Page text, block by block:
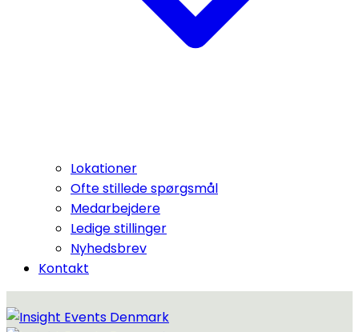
Lokationer
Ofte stillede spørgsmål
Medarbejdere
Ledige stillinger
Nyhedsbrev
Kontakt